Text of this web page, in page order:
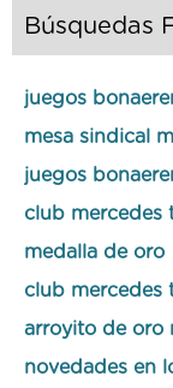
Búsquedas
juegos
mesa sindical
juegos
club mercedes
medalla de oro
club mercedes
arroyito de oro
novedades en